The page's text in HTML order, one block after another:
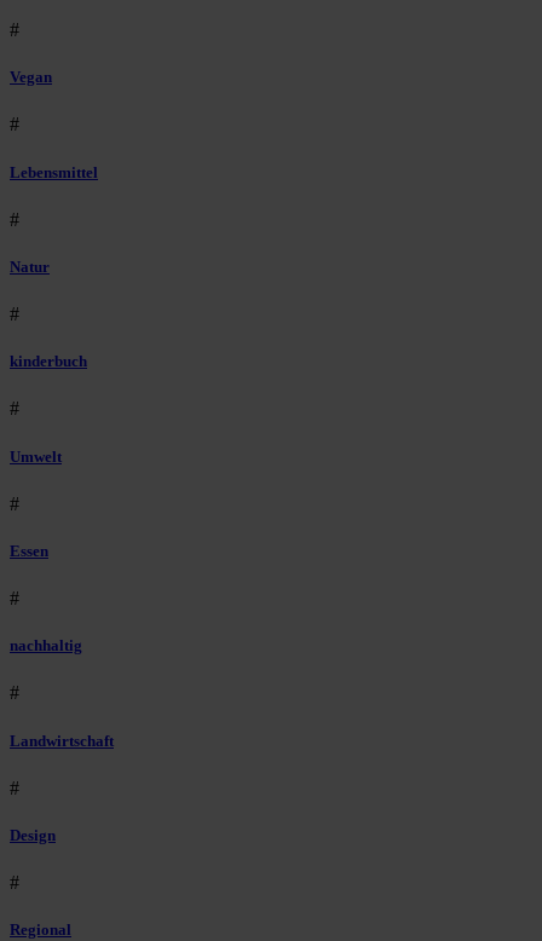
#
Vegan
#
Lebensmittel
#
Natur
#
kinderbuch
#
Umwelt
#
Essen
#
nachhaltig
#
Landwirtschaft
#
Design
#
Regional